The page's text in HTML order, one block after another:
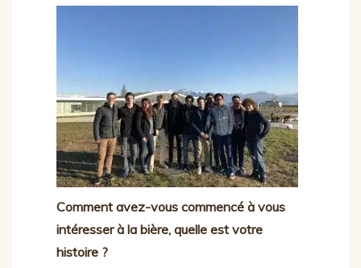
Comment avez-vous commencé à vous
intéresser à la bière, quelle est votre
histoire ?